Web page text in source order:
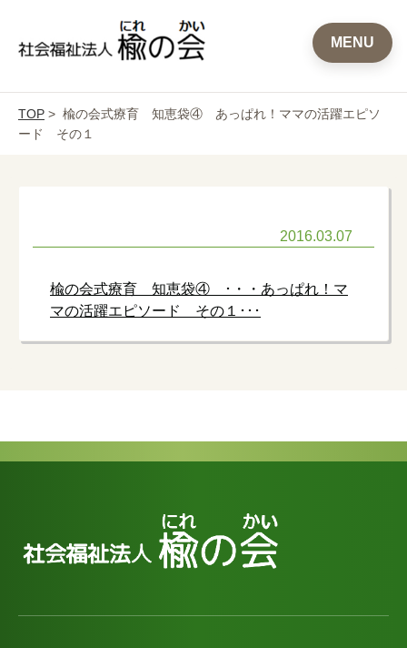
MENU
TOP > 楡の会式療育 知恵袋④ あっぱれ！ママの活躍エピソ
ード その１
2016.03.07
楡の会式療育 知恵袋④ ･・・あっぱれ！マ
マの活躍エピソード その１･･･